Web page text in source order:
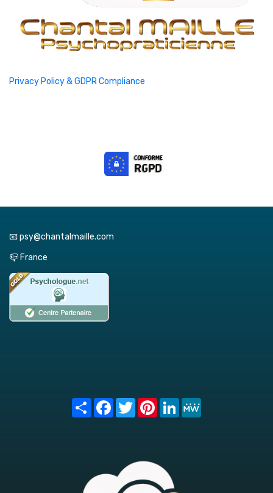
Privacy Policy & GDPR Compliance
📧 psy@chantalmaille.com
📪 France
Share FacebookTwitterPinterest
LinkedIn